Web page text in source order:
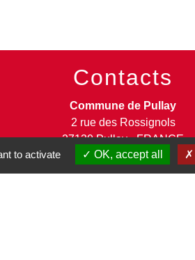
Contacts
Commune de Pullay
2 rue des Rossignols
27130 Pullay - FRANCE
+33 2 32 32 18 58
to activate OK, accept all